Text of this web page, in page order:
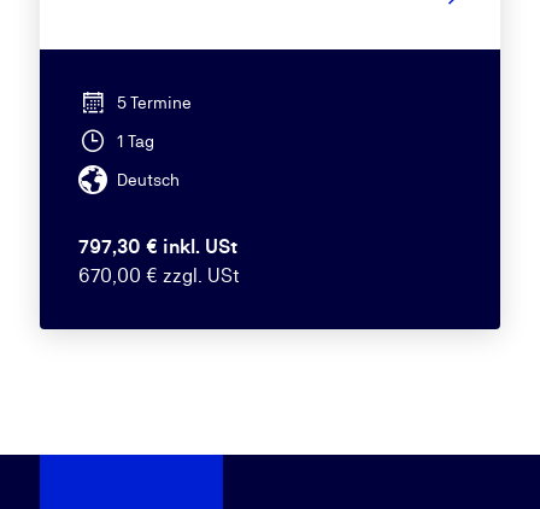
5 Termine
1 Tag
Deutsch
797,30 € inkl. USt
670,00 € zzgl. USt